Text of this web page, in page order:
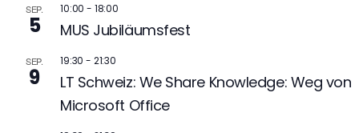
SEP.
5
10:00 - 18:00
MUS Jubiläumsfest
SEP.
9
19:30 - 21:30
LT Schweiz: We Share Knowledge: Weg von
Microsoft Office